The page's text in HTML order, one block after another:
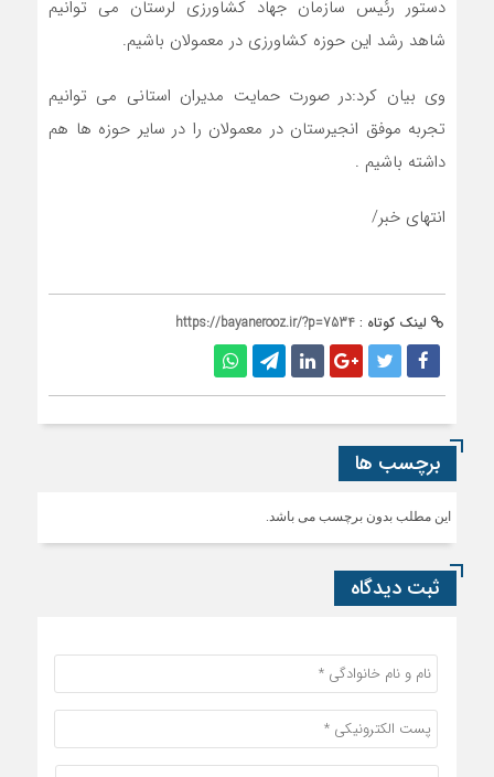
دستور رئیس سازمان جهاد کشاورزی لرستان می توانیم
شاهد رشد این حوزه کشاورزی در معمولان باشیم.
وی بیان کرد:در صورت حمایت مدیران استانی می توانیم
تجربه موفق انجیرستان در معمولان را در سایر حوزه ها هم
داشته باشیم .
انتهای خبر/
لینک کوتاه : https://bayanerooz.ir/?p=7534
برچسب ها
این مطلب بدون برچسب می باشد.
ثبت دیدگاه